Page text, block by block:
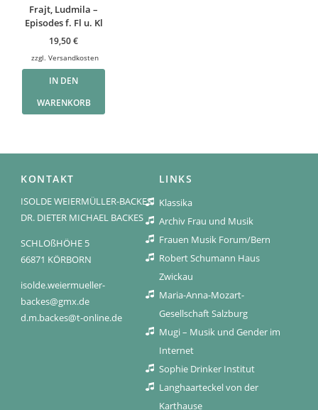
Frajt, Ludmila –
Episodes f. Fl u. Kl
19,50€
zzgl.Versandkosten
IN DEN
WARENKORB
KONTAKT
ISOLDE WEIERMÜLLER-BACKES
DR. DIETER MICHAEL BACKES
SCHLOßHÖHE 5
66871 KÖRBORN
isolde.weiermueller-
backes@gmx.de
d.m.backes@t-online.de
LINKS
Klassika
Archiv Frau und Musik
Frauen Musik Forum/Bern
Robert Schumann Haus
Zwickau
Maria-Anna-Mozart-
Gesellschaft Salzburg
Mugi – Musik und Gender im
Internet
Sophie Drinker Institut
Langhaarteckel von der
Karthause